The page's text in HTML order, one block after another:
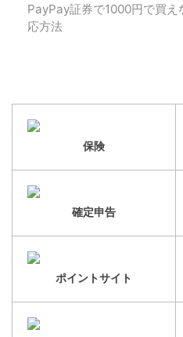
PayPay証券で1000円で買え
応方法
保険
確定申告
ポイントサイト